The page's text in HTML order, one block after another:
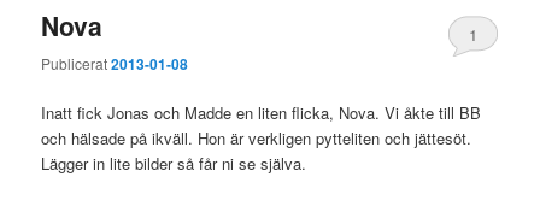
Nova
Publicerat2013-01-08
1
Inatt fick Jonas och Madde en liten flicka, Nova. Vi åkte till BB
och hälsade på ikväll. Hon är verkligen pytteliten och jättesöt.
Lägger in lite bilder så får ni se själva.